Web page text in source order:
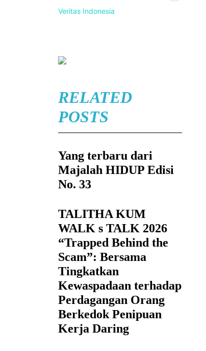
Veritas Indonesia
RELATED
POSTS
Yang terbaru dari
Majalah HIDUP Edisi
No. 33
TALITHA KUM
WALK s TALK 2026
“Trapped Behind the
Scam”: Bersama
Tingkatkan
Kewaspadaan terhadap
Perdagangan Orang
Berkedok Penipuan
Kerja Daring